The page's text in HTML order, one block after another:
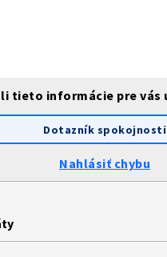
tieto informácie pre vás
Dotazník spokojnosti
Nahlásiť chybu